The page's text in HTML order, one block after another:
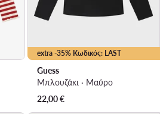
extra -35% Κωδικός: LAST
Guess
Μπλουζάκι · Μαύρο
22,00€